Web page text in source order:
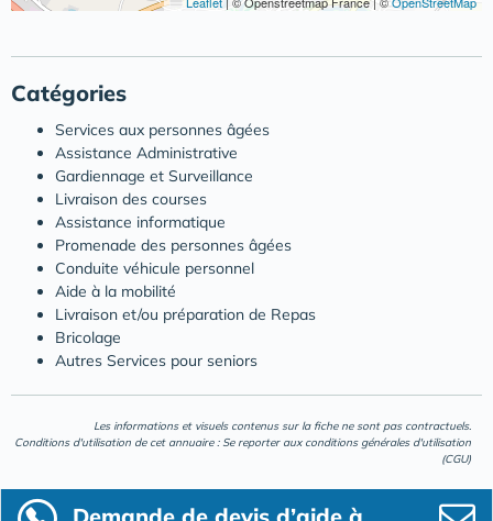
Catégories
Services aux personnes âgées
Assistance Administrative
Gardiennage et Surveillance
Livraison des courses
Assistance informatique
Promenade des personnes âgées
Conduite véhicule personnel
Aide à la mobilité
Livraison et/ou préparation de Repas
Bricolage
Autres Services pour seniors
Les informations et visuels contenus sur la fiche ne sont pas contractuels.
Conditions d'utilisation de cet annuaire : Se reporter aux conditions générales d'utilisation
(CGU)